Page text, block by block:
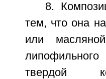
8.
тем, что она
или
твердой